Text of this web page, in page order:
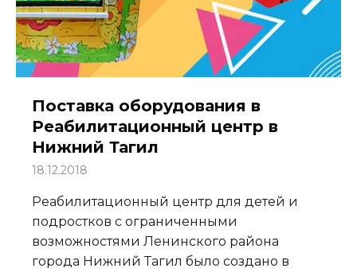
Поставка оборудования в
Реабилитационный центр в
Нижний Тагил
18.12.2018
Реабилитационный центр для детей и
подростков с ограниченными
возможностями Ленинского района
города Нижний Тагил было создано в